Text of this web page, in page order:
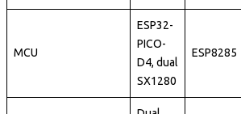
MCU
ESP32-
PICO-
D4, dual
SX1280
ESP8285